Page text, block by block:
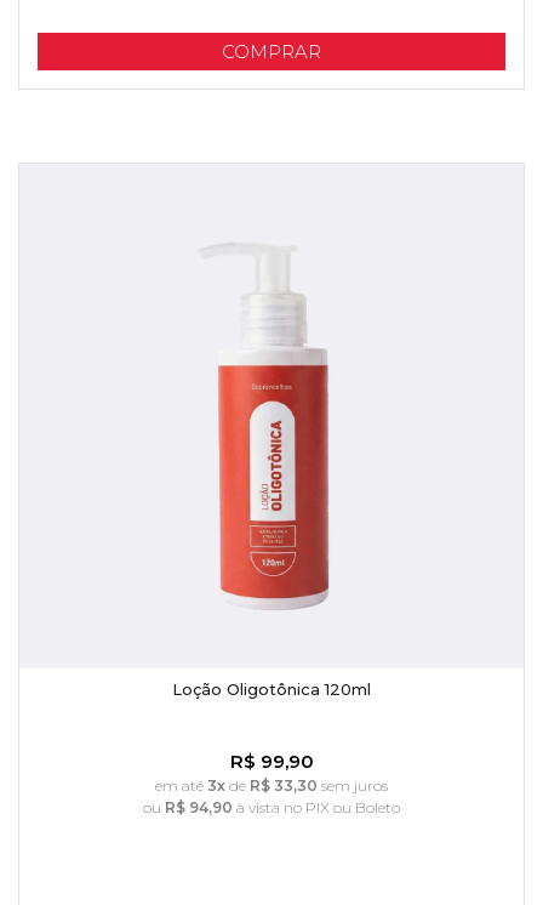
COMPRAR
Loção Oligotônica 120ml
R$ 99,90
em até 3x de R$ 33,30 sem juros
ou R$ 94,90 à vista no PIX ou Boleto